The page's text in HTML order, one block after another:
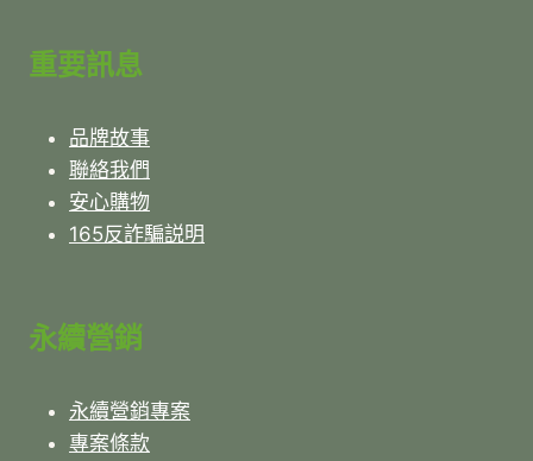
重要訊息
品牌故事
聯絡我們
安心購物
165反詐騙説明
永續營銷
永續營銷專案
專案條款